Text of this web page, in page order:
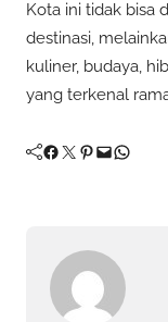
Kota ini tidak bisa
destinasi,
kuliner, budaya,
yang terkenal
Facebook Twitter Pinterest Mail WhatsApp